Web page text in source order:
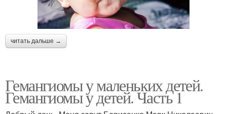
читать дальше →
Гемангиомы у маленьких детей.
Гемангиомы у детей. Часть 1